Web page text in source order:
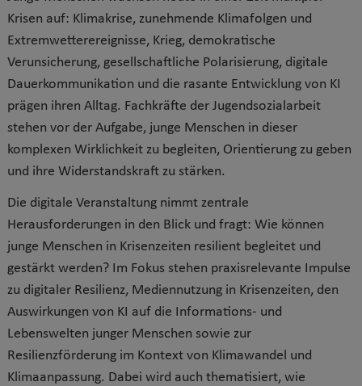
Krisen auf: Klimakrise, zunehmende Klimafolgen und
Extremwetterereignisse, Krieg, demokratische
Verunsicherung, gesellschaftliche Polarisierung, digitale
Dauerkommunikation und die rasante Entwicklung von KI
prägen ihren Alltag. Fachkräfte der Jugendsozialarbeit
stehen vor der Aufgabe, junge Menschen in dieser
komplexen Wirklichkeit zu begleiten, Orientierung zu geben
und ihre Widerstandskraft zu stärken.
Die digitale Veranstaltung nimmt zentrale
Herausforderungen in den Blick und fragt: Wie können
junge Menschen in Krisenzeiten resilient begleitet und
gestärkt werden? Im Fokus stehen praxisrelevante Impulse
zu digitaler Resilienz, Mediennutzung in Krisenzeiten, den
Auswirkungen von KI auf die Informations- und
Lebenswelten junger Menschen sowie zur
Resilienzförderung im Kontext von Klimawandel und
Klimaanpassung. Dabei wird auch thematisiert, wie